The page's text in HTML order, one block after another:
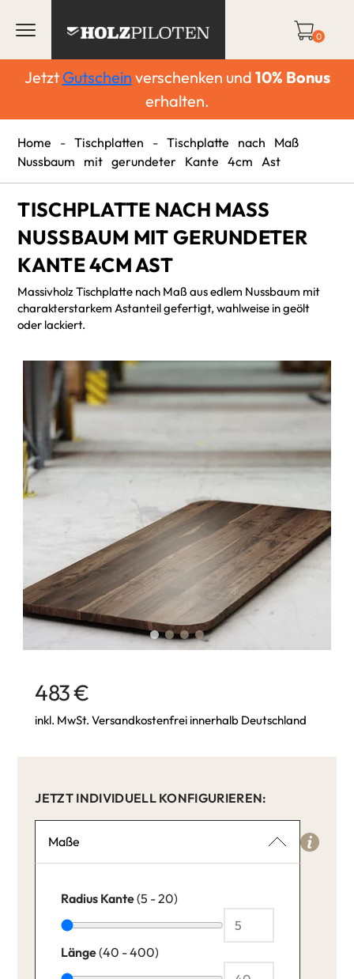
0
Jetzt Gutschein verschenken und 10% Bonus
erhalten.
Home - Tischplatten - Tischplatte nach Maß
Nussbaum mit gerundeter Kante 4cm Ast
TISCHPLATTE NACH MASS N
USSBAUM MIT GERUNDETER K
ANTE 4CM AST
Massivholz Tischplatte nach Maß aus edlem Nussbaum mit
charakterstarkem Astanteil gefertigt, wahlweise in geölt
oder lackiert.
483 €
inkl. MwSt. Versandkostenfrei innerhalb Deutschland
JETZT INDIVIDUELL KONFIGURIEREN:
Maße
Radius Kante(5 - 20)
Länge(40 - 400)